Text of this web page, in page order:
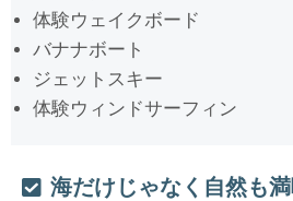
体験ウェイクボード
バナナボート
ジェットスキー
体験ウィンドサーフィン
海だけじゃなく自然も